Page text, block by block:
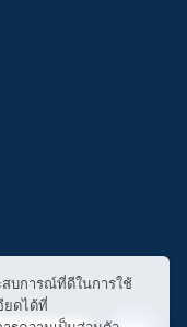
บการณ์ที่ดีในการใช้
ยดได้ที่